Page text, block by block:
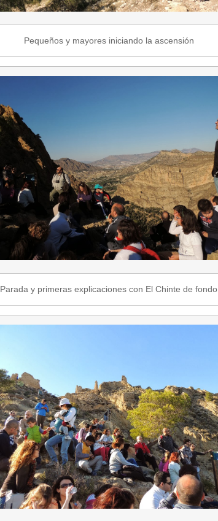
Pequeños y mayores iniciando la ascensión
Parada y primeras explicaciones con El Chinte de fondo